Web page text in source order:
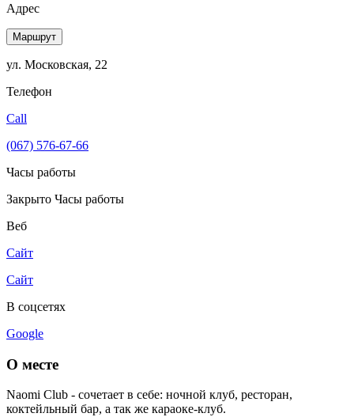
Адрес
Маршрут
ул. Московская, 22
Телефон
Call
(067) 576-67-66
Часы работы
Закрыто Часы работы
Веб
Сайт
Сайт
В соцсетях
Google
О месте
Naomi Club - сочетает в себе: ночной клуб, ресторан,
коктейльный бар, а так же караоке-клуб.